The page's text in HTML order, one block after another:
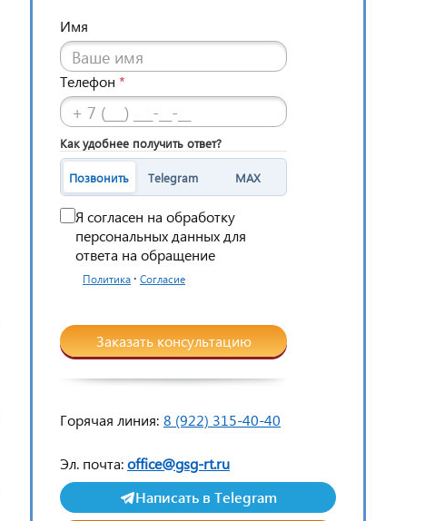
Имя
Телефон *
Как удобнее получить ответ?
Позвонить Telegram MAX
Я согласен на обработку
персональных данных для
ответа на обращение
Политика · Согласие
Заказать консультацию
Горячая линия: 8 (922) 315-40-40
Эл. почта:office@gsg-rt.ru
Написать в Telegram